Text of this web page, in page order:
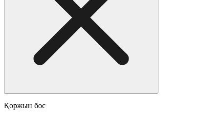
Қоржын бос